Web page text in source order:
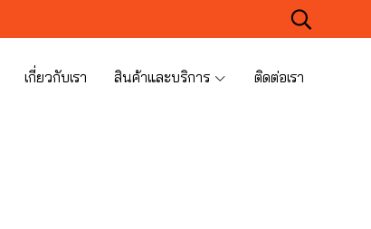
เกี่ยวกับเรา สินค้าและบริการ ติดต่อเรา